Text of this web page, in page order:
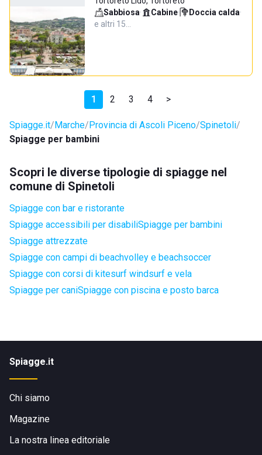
Sabbiosa· Cabine· Doccia calda·
e altri 15…
1 2 3 4 >
Spiagge.it Marche Provincia di Ascoli Piceno Spinetoli
Spiagge per bambini
Scopri le diverse tipologie di spiagge nel
comune di Spinetoli
Spiagge con bar e ristorante
Spiagge accessibili per disabiliSpiagge per bambini
Spiagge attrezzate
Spiagge con campi di beachvolley e beachsoccer
Spiagge con corsi di kitesurf windsurf e vela
Spiagge per caniSpiagge con piscina e posto barca
Spiagge.it
Chi siamo
Magazine
La nostra linea editoriale